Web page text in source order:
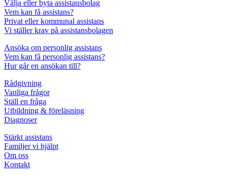
Välja eller byta assistansbolag
Vem kan få assistans?
Privat eller kommunal assistans
Vi ställer krav på assistansbolagen
Ansöka om personlig assistans
Vem kan få personlig assistans?
Hur går en ansökan till?
Rådgivning
Vanliga frågor
Ställ en fråga
Utbildning & föreläsning
Diagnoser
Stärkt assistans
Familjer vi hjälpt
Om oss
Kontakt